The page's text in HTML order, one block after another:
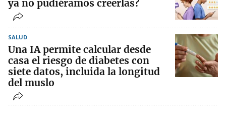
ya no pudiéramos creerlas?
SALUD
Una IA permite calcular desde
casa el riesgo de diabetes con
siete datos, incluida la longitud
del muslo